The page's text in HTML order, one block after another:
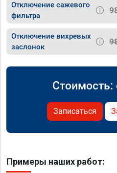
Отключение сажевого
фильтра
Отключение вихревых
заслонок
Стоимость:
Записаться
Примеры наших работ: